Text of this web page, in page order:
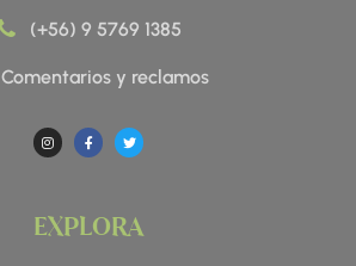
(+56) 9 5769 1385
Comentarios y reclamos
I
n
s
a
m
F
a
c
-
T
w
i
EXPLORA